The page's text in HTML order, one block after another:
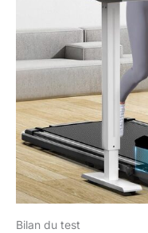
Bilan du test